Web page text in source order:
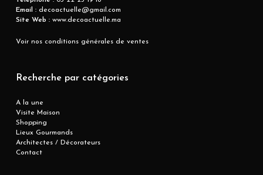
Email :decoactuelle@gmail.com
Site Web :www.decoactuelle.ma
Voir nos conditions générales de ventes
Recherche par catégories
A la une
Visite Maison
Shopping
Lieux Gourmands
Architectes / Décorateurs
Contact